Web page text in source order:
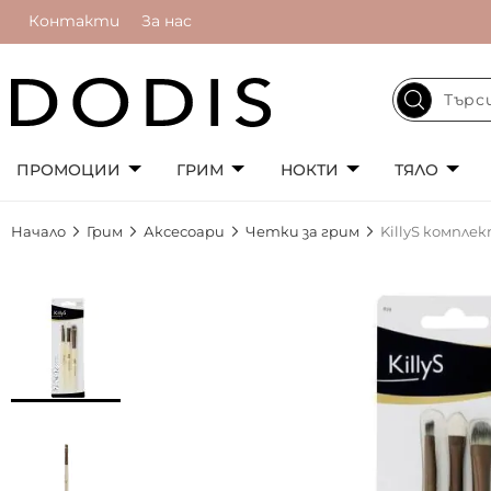
Контакти За нас
ПРОМОЦИИ ГРИМ НОКТИ ТЯЛО
Начало Грим Аксесоари Четки за грим KillyS
галерията